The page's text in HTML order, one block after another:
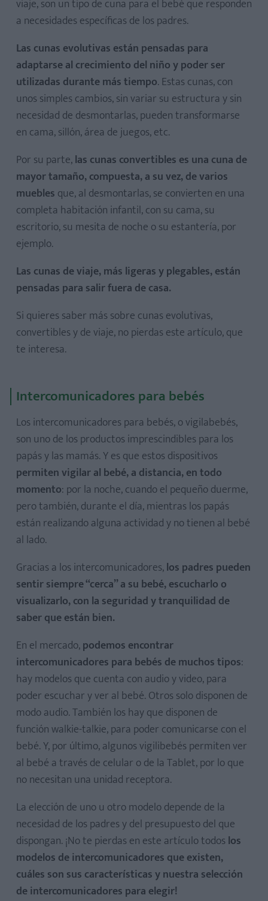
viaje, son un tipo de cuna para el bebé que responden
a necesidades específicas de los padres.
Las cunas evolutivas están pensadas para
adaptarse al crecimiento del niño y poder ser
utilizadas durante más tiempo. Estas cunas, con
unos simples cambios, sin variar su estructura y sin
necesidad de desmontarlas, pueden transformarse
en cama, sillón, área de juegos, etc.
Por su parte,las cunas convertibles es una cuna de
mayor tamaño, compuesta, a su vez, de varios
muebles que, al desmontarlas, se convierten en una
completa habitación infantil, con su cama, su
escritorio, su mesita de noche o su estantería, por
ejemplo.
Las cunas de viaje, más ligeras y plegables, están
pensadas para salir fuera de casa.
Si quieres saber más sobre cunas evolutivas,
convertibles y de viaje, no pierdas este artículo, que
te interesa.
Intercomunicadores para bebés
Los intercomunicadores para bebés, o vigilabebés,
son uno de los productos imprescindibles para los
papás y las mamás. Y es que estos dispositivos
permiten vigilar al bebé, a distancia, en todo
momento: por la noche, cuando el pequeño duerme,
pero también, durante el día, mientras los papás
están realizando alguna actividad y no tienen al bebé
al lado.
Gracias a los intercomunicadores,los padres pueden
sentir siempre “cerca” a su bebé, escucharlo o
visualizarlo, con la seguridad y tranquilidad de
saber que están bien.
En el mercado,podemos encontrar
intercomunicadores para bebés de muchos tipos:
hay modelos que cuenta con audio y video, para
poder escuchar y ver al bebé. Otros solo disponen de
modo audio. También los hay que disponen de
función walkie-talkie, para poder comunicarse con el
bebé. Y, por último, algunos vigilibebés permiten ver
al bebé a través de celular o de la Tablet, por lo que
no necesitan una unidad receptora.
La elección de uno u otro modelo depende de la
necesidad de los padres y del presupuesto del que
dispongan. ¡No te pierdas en este artículo todos los
modelos de intercomunicadores que existen,
cuáles son sus características y nuestra selección
de intercomunicadores para elegir!